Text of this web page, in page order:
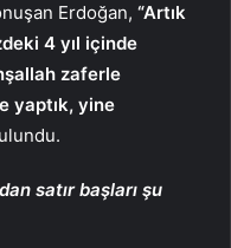
Erdoğan, “Artık
4 yıl içinde
zaferle
yaptık, yine
satır başları şu